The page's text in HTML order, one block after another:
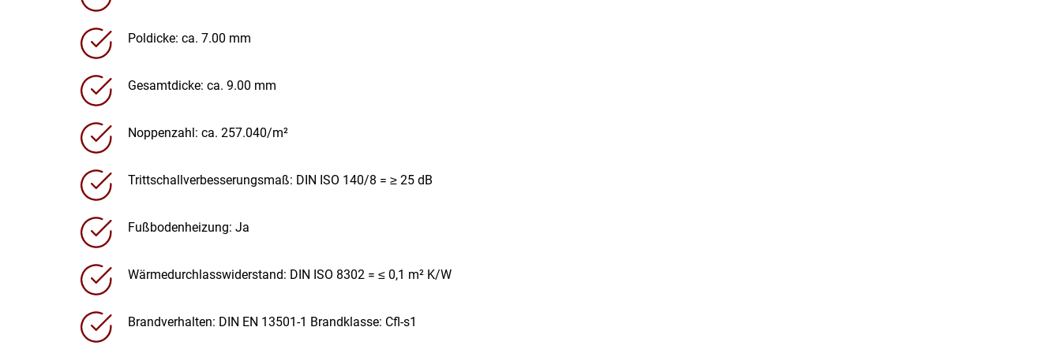
Poldicke: ca. 7.00 mm
Gesamtdicke: ca. 9.00 mm
Noppenzahl: ca. 257.040/m²
Trittschallverbesserungsmaß: DIN ISO 140/8 = ≥ 25 dB
Fußbodenheizung: Ja
Wärmedurchlasswiderstand: DIN ISO 8302 = ≤ 0,1 m² K/W
Brandverhalten: DIN EN 13501-1 Brandklasse: Cfl-s1